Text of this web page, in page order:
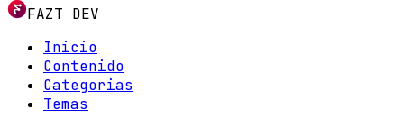
FAZT DEV
Inicio
Contenido
Categorias
Temas